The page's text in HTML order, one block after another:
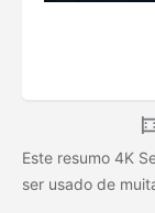
Este resumo 4K
ser usado de